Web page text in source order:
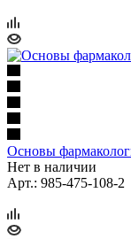
Основы
Нет в наличии
Арт.: 985-475-108-2